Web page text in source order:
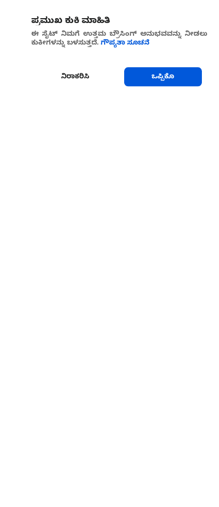
ಪ್ರಮುಖ ಕುಕಿ ಮಾಹಿತಿ
ಈ ಸೈಟ್ ನಿಮಗೆ ಉತ್ತಮ ಬ್ರೌಸಿಂಗ್ ಅನುಭವವನ್ನು ನೀಡಲು
ಕುಕೀಗಳನ್ನು ಬಳಸುತ್ತದೆ. ಗೌಪ್ಯತಾ ಸೂಚನೆ
ನಿರಾಕರಿಸಿ ಒಪ್ಪಿಕೊ